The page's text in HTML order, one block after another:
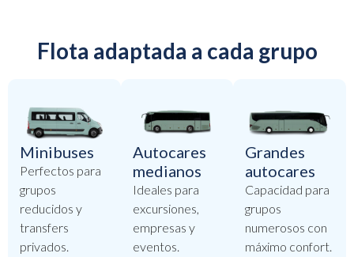
Flota adaptada a cada grupo
Minibuses
Perfectos para
grupos
reducidos y
transfers
privados.
Autocares
medianos
Ideales para
excursiones,
empresas y
eventos.
Grandes
autocares
Capacidad para
grupos
numerosos con
máximo confort.